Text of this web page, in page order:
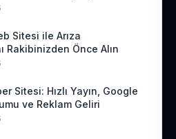
Sitesi ile Arıza
Rakibinizden Önce Alın
Sitesi: Hızlı Yayın, Google
ve Reklam Geliri